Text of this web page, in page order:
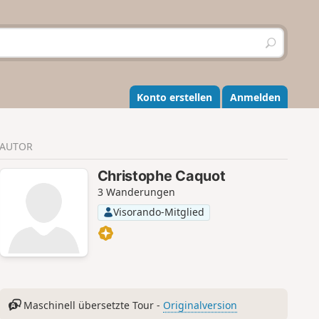
S
u
h
e
n
Konto erstellen Anmelden
AUTOR
Christophe Caquot
3 Wanderungen
Visorando-Mitglied
Maschinell übersetzte Tour - Originalversion